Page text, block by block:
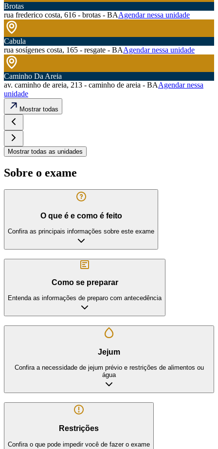
Brotas
rua frederico costa, 616 - brotas - BAAgendar nessa unidade
Cabula
rua sosígenes costa, 165 - resgate - BAAgendar nessa unidade
Caminho Da Areia
av. caminho de areia, 213 - caminho de areia - BAAgendar nessa
unidade
Mostrar todas
Mostrar todas as unidades
Sobre o exame
O que é e como é feito
Confira as principais informações sobre este exame
Como se preparar
Entenda as informações de preparo com antecedência
Jejum
Confira a necessidade de jejum prévio e restrições de alimentos ou
água
Restrições
Confira o que pode impedir você de fazer o exame